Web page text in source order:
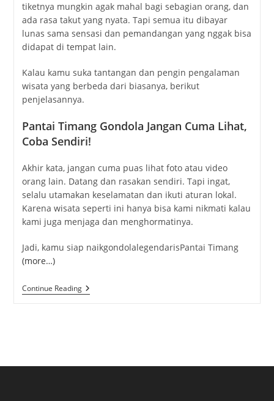
tiketnya mungkin agak mahal bagi sebagian orang, dan
ada rasa takut yang nyata. Tapi semua itu dibayar
lunas sama sensasi dan pemandangan yang nggak bisa
didapat di tempat lain.
Kalau kamu suka tantangan dan pengin pengalaman
wisata yang berbeda dari biasanya, berikut
penjelasannya.
Pantai Timang Gondola Jangan Cuma Lihat,
Coba Sendiri!
Akhir kata, jangan cuma puas lihat foto atau video
orang lain. Datang dan rasakan sendiri. Tapi ingat,
selalu utamakan keselamatan dan ikuti aturan lokal.
Karena wisata seperti ini hanya bisa kami nikmati kalau
kami juga menjaga dan menghormatinya.
Jadi, kamu siap naikgondolalegendarisPantai Timang
(more…)
Continue ReadingPantai
Timang